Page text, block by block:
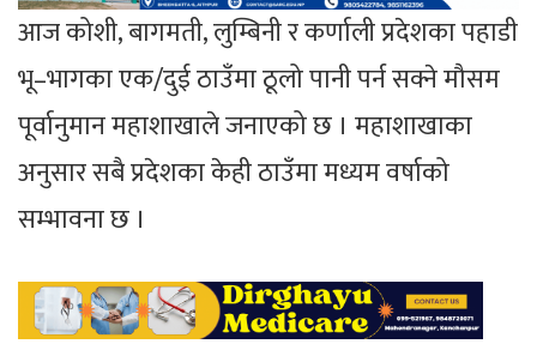
आज कोशी, बागमती, लुम्बिनी र कर्णाली प्रदेशका पहाडी
भू–भागका एक/दुई ठाउँमा ठूलो पानी पर्न सक्ने मौसम
पूर्वानुमान महाशाखाले जनाएको छ । महाशाखाका
अनुसार सबै प्रदेशका केही ठाउँमा मध्यम वर्षाको
सम्भावना छ ।